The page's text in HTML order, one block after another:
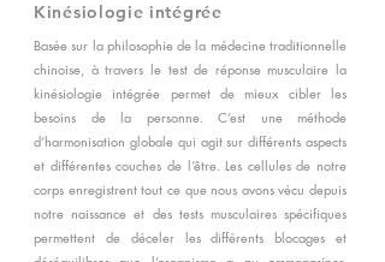
Kinésiologie intégrée
Basée sur la philosophie de la médecine traditionnelle
chinoise, à travers le test de réponse musculaire la
kinésiologie intégrée permet de mieux cibler les
besoins de la personne. C’est une méthode
d’harmonisation globale qui agit sur différents aspects
et différentes couches de l’être. Les cellules de notre
corps enregistrent tout ce que nous avons vécu depuis
notre naissance et des tests musculaires spécifiques
permettent de déceler les différents blocages et